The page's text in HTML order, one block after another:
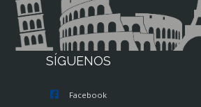
SÍGUENOS
Facebook